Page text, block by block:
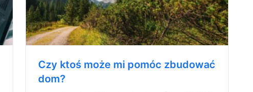
Czy ktoś może mi pomóc zbudować
dom?